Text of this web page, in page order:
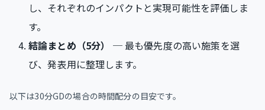
し、それぞれのインパクトと実現可能性を評価しま
す。
結論まとめ（5分）
─ 最も優先度の高い施策を選
び、発表用に整理します。
以下は30分GDの場合の時間配分の目安です。